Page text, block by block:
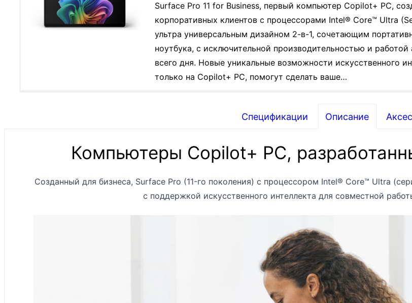
Surface Pro 11 for Business, первый компьютер Copilot+ PC,
корпоративных клиентов с процессорами Intel® Core™ Ultra
ультра универсальным дизайном 2-в-1, сочетающим
ноутбука, с исключительной производительностью и работой
всего дня. Новые уникальные возможности искусственного
только на Copilot+ PC, помогут сделать ваше…
Спецификации Описание
Процессор
Intel® Core™
Intel® Core™
Intel® Core™
Intel® Core™
Intel® Core™
Компьютеры Copilot+ PC,
Созданный для бизнеса, Surface Pro (11-го поколения) с процессором Intel® Core™ Ultra
с поддержкой искусственного интеллекта для совместной